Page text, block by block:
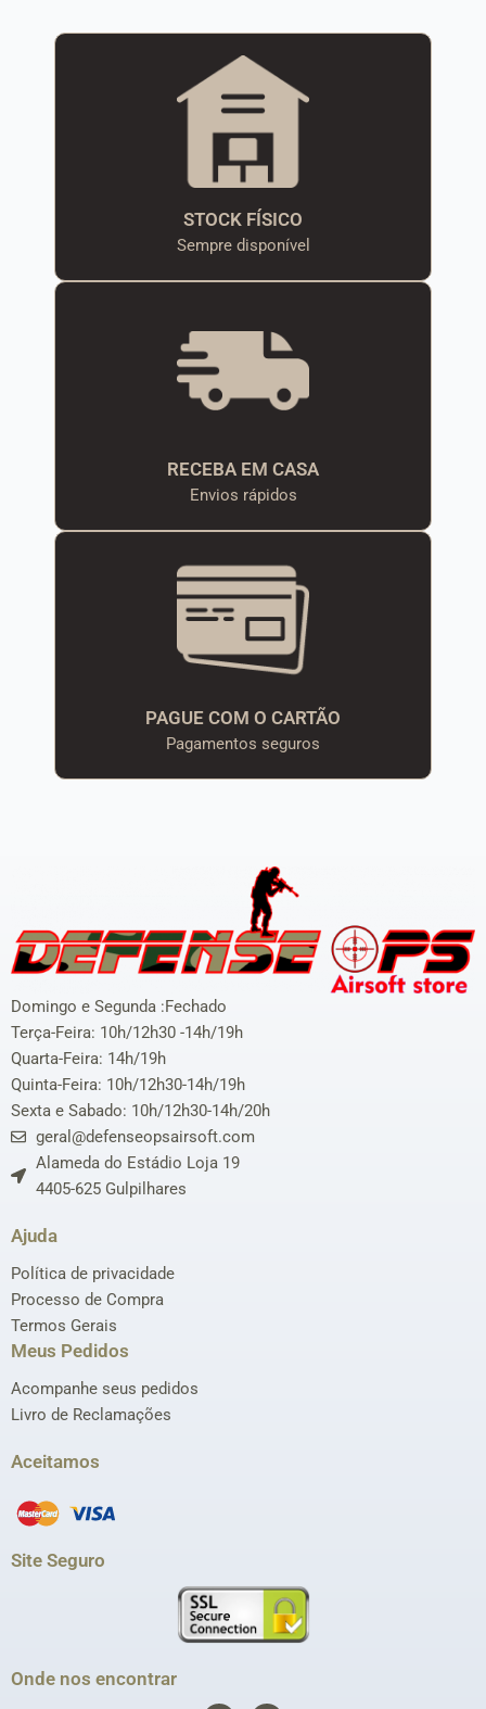
STOCK FÍSICO
Sempre disponível
RECEBA EM CASA
Envios rápidos
PAGUE COM O CARTÃO
Pagamentos seguros
Domingo e Segunda :Fechado
Terça-Feira: 10h/12h30 -14h/19h
Quarta-Feira: 14h/19h
Quinta-Feira: 10h/12h30-14h/19h
Sexta e Sabado: 10h/12h30-14h/20h
geral@defenseopsairsoft.com
Alameda do Estádio Loja 19
4405-625 Gulpilhares
Ajuda
Política de privacidade
Processo de Compra
Termos Gerais
Meus Pedidos
Acompanhe seus pedidos
Livro de Reclamações
Aceitamos
Site Seguro
Onde nos encontrar